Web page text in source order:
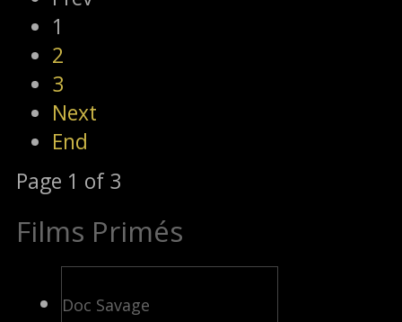
1
2
3
Next
End
Page 1 of 3
Films Primés
Doc Savage